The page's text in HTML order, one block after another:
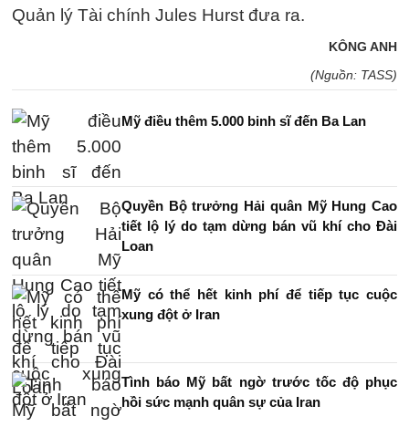
Quản lý Tài chính Jules Hurst đưa ra.
KÔNG ANH
(Nguồn: TASS)
Mỹ điều thêm 5.000 binh sĩ đến Ba Lan
Quyền Bộ trưởng Hải quân Mỹ Hung Cao
tiết lộ lý do tạm dừng bán vũ khí cho Đài
Loan
Mỹ có thể hết kinh phí để tiếp tục cuộc
xung đột ở Iran
Tình báo Mỹ bất ngờ trước tốc độ phục
hồi sức mạnh quân sự của Iran